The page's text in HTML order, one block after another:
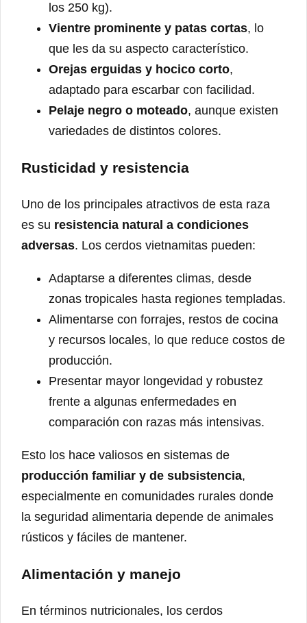
los 250 kg).
Vientre prominente y patas cortas, lo
que les da su aspecto característico.
Orejas erguidas y hocico corto,
adaptado para escarbar con facilidad.
Pelaje negro o moteado, aunque existen
variedades de distintos colores.
Rusticidad y resistencia
Uno de los principales atractivos de esta raza
es su resistencia natural a condiciones
adversas. Los cerdos vietnamitas pueden:
Adaptarse a diferentes climas, desde
zonas tropicales hasta regiones templadas.
Alimentarse con forrajes, restos de cocina
y recursos locales, lo que reduce costos de
producción.
Presentar mayor longevidad y robustez
frente a algunas enfermedades en
comparación con razas más intensivas.
Esto los hace valiosos en sistemas de
producción familiar y de subsistencia,
especialmente en comunidades rurales donde
la seguridad alimentaria depende de animales
rústicos y fáciles de mantener.
Alimentación y manejo
En términos nutricionales, los cerdos